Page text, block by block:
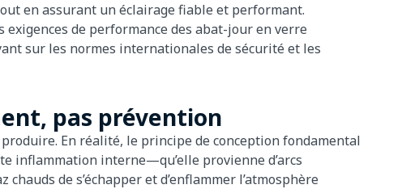
en assurant un éclairage fiable et performant.
de performance des abat-jour en verre
sur les normes internationales de sécurité et les
pas prévention
En réalité, le principe de conception fondamental
inflammation interne—qu’elle provienne d’arcs
de s’échapper et d’enflammer l’atmosphère